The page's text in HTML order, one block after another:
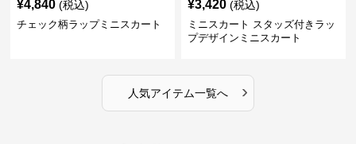
¥4,840 (税込)
チェック柄ラップミニスカート
¥3,420 (税込)
ミニスカート スタッズ付きラッ
プデザインミニスカート
人気アイテム一覧へ ›